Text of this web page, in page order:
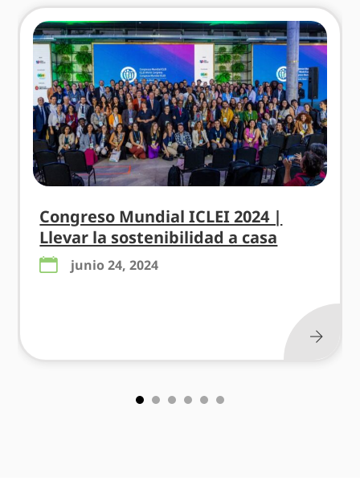
Congreso Mundial ICLEI 2024 |
Llevar la sostenibilidad a casa
junio 24, 2024